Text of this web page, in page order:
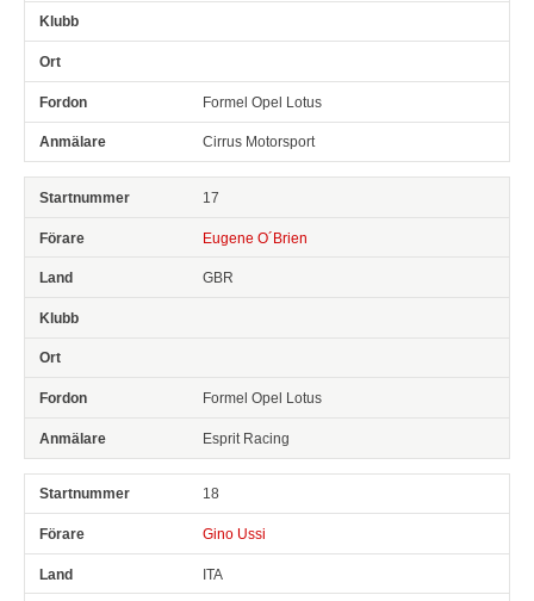
Formel Opel Lotus
Cirrus Motorsport
17
Eugene O´Brien
GBR
Formel Opel Lotus
Esprit Racing
18
Gino Ussi
ITA